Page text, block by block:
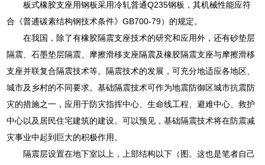
板式橡胶支座用钢板采用冷轧普通Q235钢板，其机械性能应符
合《普逋碳素结构钢技术条件》GB700-79）的规定。
在我国，除了有橡胶隔震支座技术的研究和应用外，还有砂垫层
隔震、石墨垫层隔震、摩擦滑移支座隔震及橡胶隔震支座与摩擦滑移
支座并联复合隔震技术等。隔震技术的发展，可充分地适应各地区、
城市及乡村的不同要求。基础隔震技术可作为地震防御区城市抗震防
灾的措施之一，应用于防灾指挥中心、生命线工程、避难中心、救护
中心以及居民住宅建筑的建设。可以预见，基础隔震技术将在防震减
灾事业中起到巨大的积极作用。
隔震层设置在地下室以上，上部结构以下（图。这也是笔者自己